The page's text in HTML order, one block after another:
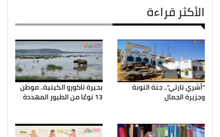
الأكثر قراءة
"أشري نارتي".. جنة النوبة
وجزيرة الجمال
بحيرة ناكورو الكينية.. موطن
13 نوعًا من الطيور المهددة